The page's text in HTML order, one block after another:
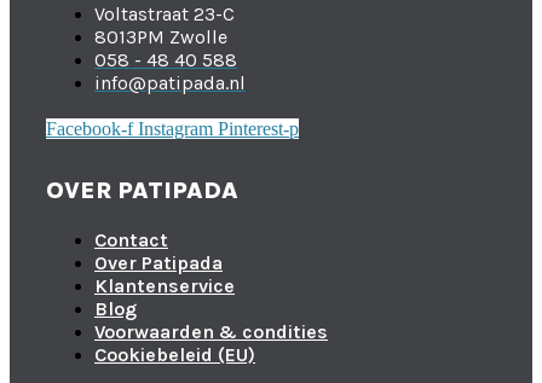
Voltastraat 23-C
8013PM Zwolle
058 - 48 40 588
info@patipada.nl
Facebook-f Instagram Pinterest-p
OVER PATIPADA
Contact
Over Patipada
Klantenservice
Blog
Voorwaarden & condities
Cookiebeleid (EU)